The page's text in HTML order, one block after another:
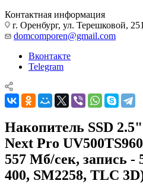
Контактная информация
г. Оренбург, ул. Терешковой, 251
domcomporen@gmail.com
Вконтакте
Telegram
Накопитель SSD
Next Pro
557 Мб/сек, запись
400, SM2258, TLC